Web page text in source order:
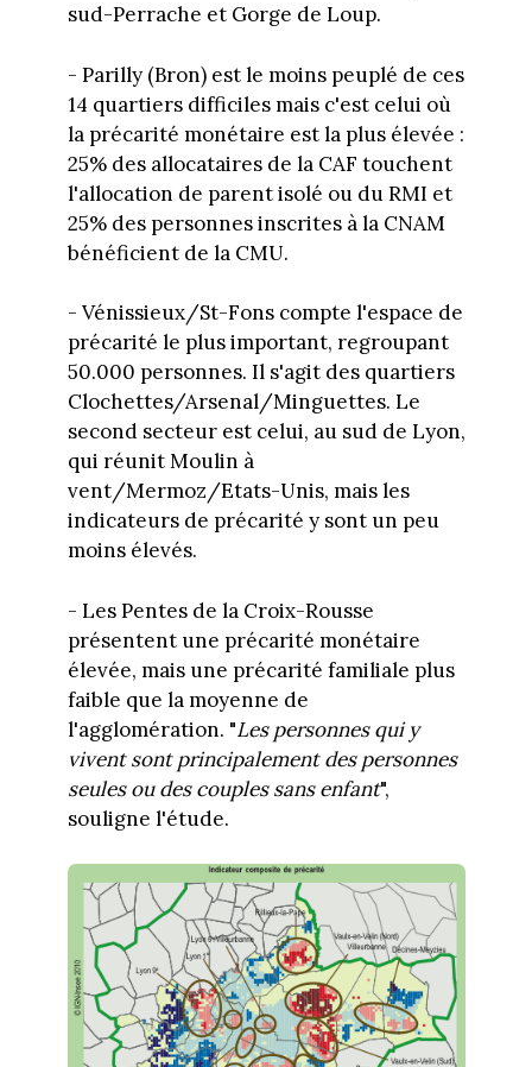
sud-Perrache et Gorge de Loup.
- Parilly (Bron) est le moins peuplé de ces
14 quartiers difficiles mais c'est celui où
la précarité monétaire est la plus élevée :
25% des allocataires de la CAF touchent
l'allocation de parent isolé ou du RMI et
25% des personnes inscrites à la CNAM
bénéficient de la CMU.
- Vénissieux/St-Fons compte l'espace de
précarité le plus important, regroupant
50.000 personnes. Il s'agit des quartiers
Clochettes/Arsenal/Minguettes. Le
second secteur est celui, au sud de Lyon,
qui réunit Moulin à
vent/Mermoz/Etats-Unis, mais les
indicateurs de précarité y sont un peu
moins élevés.
- Les Pentes de la Croix-Rousse
présentent une précarité monétaire
élevée, mais une précarité familiale plus
faible que la moyenne de
l'agglomération. "Les personnes qui y
vivent sont principalement des personnes
seules ou des couples sans enfant",
souligne l'étude.